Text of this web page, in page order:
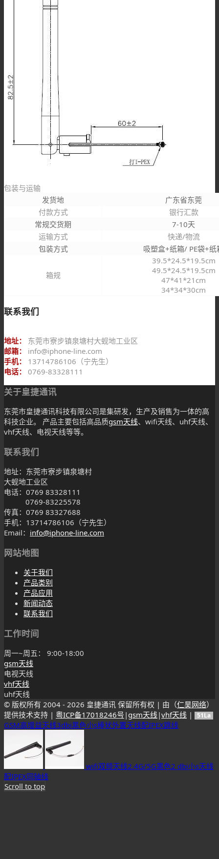
包装与运输
发货地
广东省东莞
付款方式
银行汇款
常规交货期
7-10天
运输方式
快递/物流
包装方式
吸塑盒+纸箱/ PE袋+纸
箱规
39.5*24.5*19.5cm
49.5*24.5*19.5cm
47*41*21cm
34*34*30cm
联系我们
地址：
东莞市寮步镇泉塘村大蚬地工业区
邮箱：
info@iphone-line.com
手机：
13714786106（宁先生）
电话：
0769-83328111
关于皇捷通讯
东莞市皇捷通讯科技有限公司是集研发，生产及销售为一体的高
科技企业。 产品主要包括高品质gsm天线、wifi天线、uhf天线、
vhf天线、电视天线等等。
联系我们
地址：东莞市寮步镇泉塘村
大蚬地工业区
电话：0769 83328111
0769-83225578
传真：0769 83327688
手机：13714786106（宁先生）
Email： info@iphone-line.com
网站地图
关于我们
产品类别
产品应用
新闻动态
联系我们
工作时间
周一~周五： 9:00-18:00
gsm天线
电视天线
vhf天线
uhf天线
© 版权所有 2004 - 2026 皇捷通讯 保留所有权 | 由（仁昊网络）
提供技术支持 | 粤ICP备17018246号 | gsm天线|vhf天线 | 51La
GSM高增益天线3dbi黑色小s棒状外置天线配IPEX跳线
wifi双频天线2.4G/5G黑色2 dbi小s天线
配IPEX同轴线
Scroll to top